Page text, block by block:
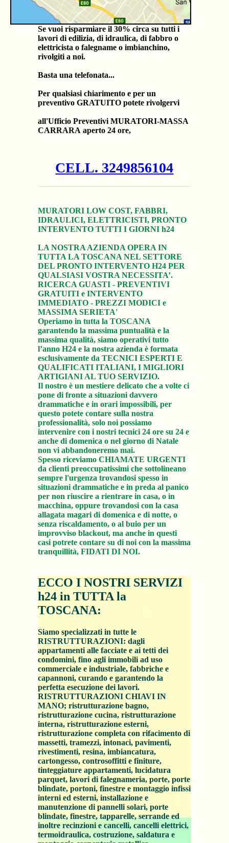
Se vuoi risparmiare il 30% circa su tutti i
lavori di edilizia, di idraulica, di fabbro o
elettricista o falegname o imbianchino,
rivolgiti a noi.
Basta una telefonata...
Per qualsiasi chiarimento e per un
preventivo GRATUITO potete rivolgervi
all'Ufficio Preventivi MURATORI-MASSA
CARRARA aperto 24 ore,
CELL. 3249856104
MURATORI LOW COST, FABBRI,
IDRAULICI, ELETTRICISTI, PRONTO
INTERVENTO TUTTI I GIORNI h24
LA NOSTRA AZIENDA OPERA IN
TUTTA LA TOSCANA NEL SETTORE
DEL PRONTO INTERVENTO H24 PER
QUALSIASI VOSTRA NECESSITA’.
RICERCA GUASTI - PREVENTIVI
GRATUITI e INTERVENTO
IMMEDIATO - PREZZI MODICI e
MASSIMA SERIETA'
Operiamo in tutta la TOSCANA
garantendo la massima puntualità e la
massima qualità, siamo operativi tutto
l’anno H24 e la nostra azienda è formata
esclusivamente da TECNICI ESPERTI E
QUALIFICATI ITALIANI, I MIGLIORI
ARTIGIANI AL TUO SERVIZIO.
Il nostro è un mestiere delicato che a volte ci
pone di fronte a situazioni davvero
drammatiche e in orari impossibili, per
questo potete contare sulla nostra
professionalità, solo noi possiamo
intervenire con i nostri tecnici 24 ore su 24 e
anche di domenica o nel giorno di Natale
non vi abbandoneremo mai.
Spesso riceviamo CHIAMATE URGENTI
da clienti preoccupatissimi che sottolineano
sempre l'urgenza trovandosi spesso in
situazioni drammatiche e in preda al panico
per non riuscire a rientrare in casa, o in
macchina, oppure trovandosi con la casa
allagata magari di domenica e di notte, o
senza riscaldamento, o al buio per un
improvviso blackout, ma anche in questi
casi potrete contare su di noi con la massima
tranquillità, FIDATI DI NOI.
ECCO I NOSTRI SERVIZI
h24 in TUTTA la
TOSCANA:
Siamo specializzati in tutte le
RISTRUTTURAZIONI: dagli
appartamenti alle facciate e ai tetti dei
condomini, fino agli immobili ad uso
commerciale e industriale, fabbriche e
capannoni, curando e garantendo la
perfetta esecuzione dei lavori.
RISTRUTTURAZIONI CHIAVI IN
MANO; ristrutturazione bagno,
ristrutturazione cucina, ristrutturazione
interna, ristrutturazione esterni,
ristrutturazione completa con rifacimento di
massetti, tramezzi, intonaci, pavimenti,
rivestimenti, resina, imbiancatura,
cartongesso, controsoffitti e finiture,
tinteggiature appartamenti, lucidatura
parquet, lavori di falegnameria, porte, porte
blindate, portoni, finestre e montaggio infissi
interni ed esterni, installazione e
manutenzione di pannelli solari, porte
blindate, finestre, tapparelle, serrande ed
inoltre recinzioni e cancelli, cancelli elettrici,
termoidraulica, costruzione, saldatura e